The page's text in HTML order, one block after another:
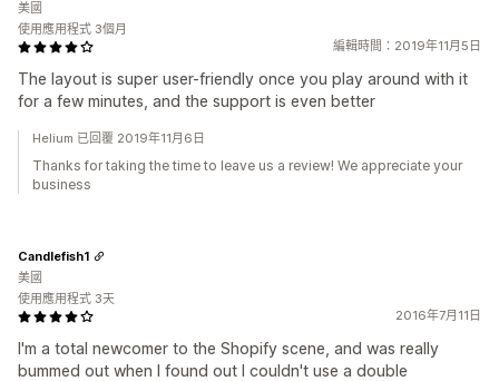
編輯時間：2019年11月5日
The layout is super user-friendly once you play around with it
for a few minutes, and the support is even better
美國
使用應用程式 3個月
Helium 已回覆 2019年11月6日
Thanks for taking the time to leave us a review! We appreciate your
business
2016年7月11日
I'm a total newcomer to the Shopify scene, and was really
bummed out when I found out I couldn't use a double
Candlefish1
美國
使用應用程式 3天